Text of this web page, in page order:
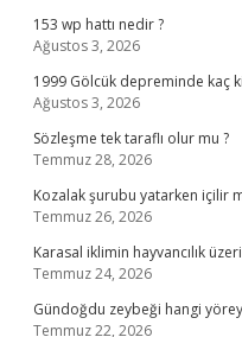
153 wp hattı nedir ?
Ağustos 3, 2026
1999 Gölcük depreminde kaç
Ağustos 3, 2026
Sözleşme tek taraflı olur mu ?
Temmuz 28, 2026
Kozalak şurubu yatarken içilir
Temmuz 26, 2026
Karasal iklimin hayvancılık
Temmuz 24, 2026
Gündoğdu zeybeği hangi
Temmuz 22, 2026